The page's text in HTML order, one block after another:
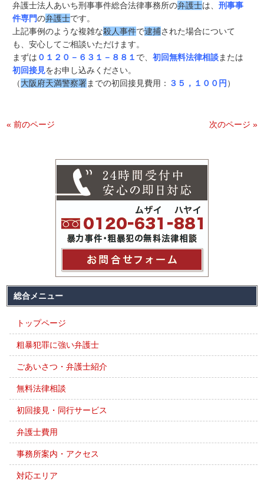
弁護士法人あいち刑事事件総合法律事務所の弁護士は、刑事事
件専門の弁護士です。
上記事例のような複雑な殺人事件で逮捕された場合について
も、安心してご相談いただけます。
まずは ０１２０－６３１－８８１ で、初回無料法律相談または
初回接見をお申し込みください。
（大阪府天満警察署までの初回接見費用： ３５，１００円 ）
« 前のページ 次のページ »
総合メニュー
トップページ
粗暴犯罪に強い弁護士
ごあいさつ・弁護士紹介
無料法律相談
初回接見・同行サービス
弁護士費用
事務所案内・アクセス
対応エリア